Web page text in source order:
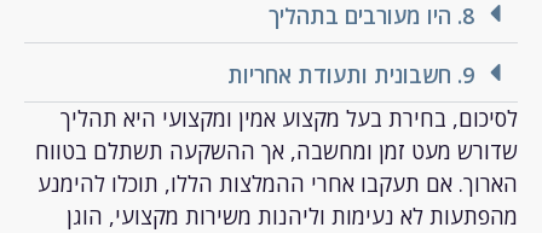
בחירת בעל מקצוע אמין ומקצועי היא תהליך
מעט זמן ומחשבה, אך ההשקעה תשתלם בטווח
אם תעקבו אחרי ההמלצות הללו, תוכלו להימנע
לא נעימות וליהנות משירות מקצועי, הוגן